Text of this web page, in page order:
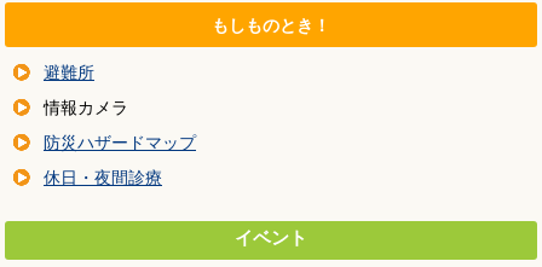
もしものとき！
避難所
情報カメラ
防災ハザードマップ
休日・夜間診療
イベント